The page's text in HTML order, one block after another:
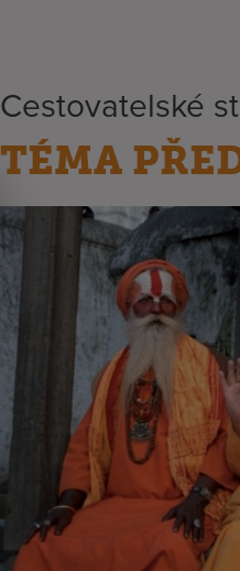
Cestovatelské
TÉMA